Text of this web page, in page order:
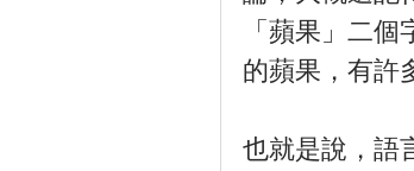
「蘋果」二
的蘋果，有許
也就是說，語